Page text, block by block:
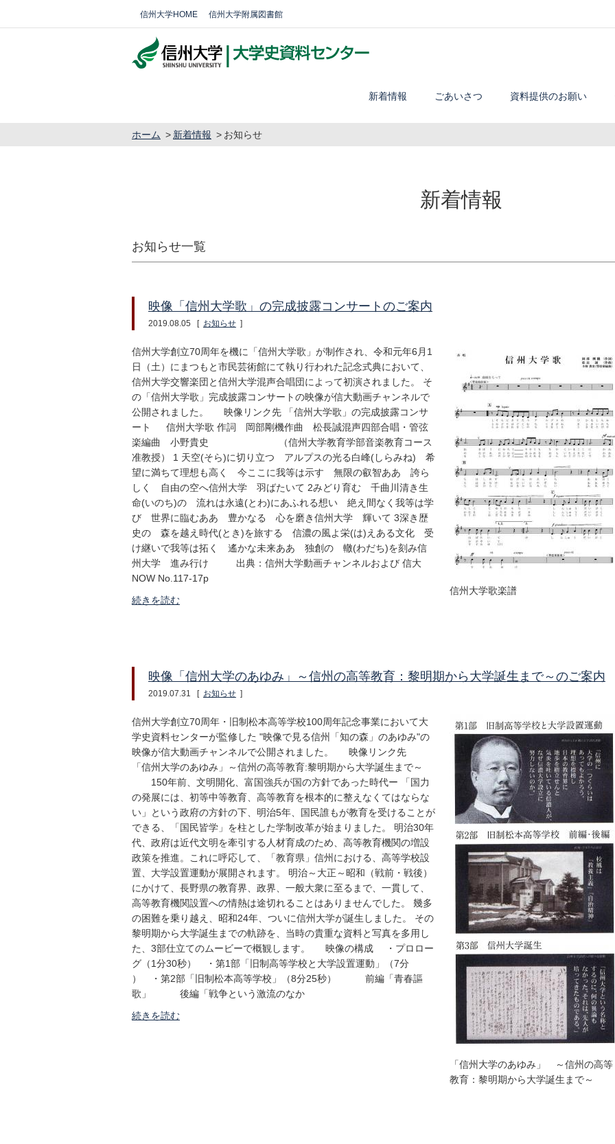
信州大学HOME 信州大学附属図書館
新着情報 ごあいさつ 資料提供のお願い
ホーム 新着情報 お知らせ
新着情報
お知らせ一覧
映像「信州大学歌」の完成披露コンサートのご案内
2019.08.05 [ お知らせ ]
信州大学歌楽譜
信州大学創立70周年を機に「信州大学歌」が制作され、令和元年6月1
日（土）にまつもと市民芸術館にて執り行われた記念式典において、
信州大学交響楽団と信州大学混声合唱団によって初演されました。 そ
の「信州大学歌」完成披露コンサートの映像が信大動画チャンネルで
公開されました。 映像リンク先 「信州大学歌」の完成披露コンサ
ート 信州大学歌 作詞 岡部剛機作曲 松長誠混声四部合唱・管弦
楽編曲 小野貴史 （信州大学教育学部音楽教育コース
准教授） 1 天空(そら)に切り立つ アルプスの光る白峰(しらみね) 希
望に満ちて理想も高く 今ここに我等は示す 無限の叡智ああ 誇ら
しく 自由の空へ信州大学 羽ばたいて 2みどり育む 千曲川清き生
命(いのち)の 流れは永遠(とわ)にあふれる想い 絶え間なく我等は学
び 世界に臨むああ 豊かなる 心を磨き信州大学 輝いて 3深き歴
史の 森を越え時代(とき)を旅する 信濃の風よ栄(は)えある文化 受
け継いで我等は拓く 遙かな未来ああ 独創の 轍(わだち)を刻み信
州大学 進み行け 出典：信州大学動画チャンネルおよび 信大
NOW No.117-17p
続きを読む
映像「信州大学のあゆみ」～信州の高等教育：黎明期から大学誕生まで～のご案内
2019.07.31 [ お知らせ ]
「信州大学のあゆみ」 ～信州の高等
教育：黎明期から大学誕生まで～
信州大学創立70周年・旧制松本高等学校100周年記念事業において大
学史資料センターが監修した "映像で見る信州「知の森」のあゆみ"の
映像が信大動画チャンネルで公開されました。 映像リンク先
「信州大学のあゆみ」～信州の高等教育:黎明期から大学誕生まで～
150年前、文明開化、富国強兵が国の方針であった時代ー 「国力
の発展には、初等中等教育、高等教育を根本的に整えなくてはならな
い」という政府の方針の下、明治5年、国民誰もが教育を受けることが
できる、「国民皆学」を柱とした学制改革が始まりました。 明治30年
代、政府は近代文明を牽引する人材育成のため、高等教育機関の増設
政策を推進。これに呼応して、「教育県」信州における、高等学校設
置、大学設置運動が展開されます。 明治～大正～昭和（戦前・戦後）
にかけて、長野県の教育界、政界、一般大衆に至るまで、一貫して、
高等教育機関設置への情熱は途切れることはありませんでした。 幾多
の困難を乗り越え、昭和24年、ついに信州大学が誕生しました。 その
黎明期から大学誕生までの軌跡を、当時の貴重な資料と写真を多用し
た、3部仕立てのムービーで概観します。 映像の構成 ・プロロー
グ（1分30秒） ・第1部「旧制高等学校と大学設置運動」（7分
） ・第2部「旧制松本高等学校」（8分25秒） 前編「青春謳
歌」 後編「戦争という激流のなか
続きを読む